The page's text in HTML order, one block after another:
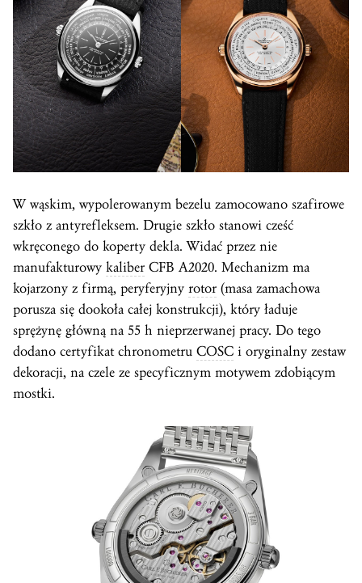
W wąskim, wypolerowanym bezelu zamocowano szafirowe
szkło z antyrefleksem. Drugie szkło stanowi cześć
wkręconego do koperty dekla. Widać przez nie
manufakturowy kaliber CFB A2020. Mechanizm ma
kojarzony z firmą, peryferyjny rotor (masa zamachowa
porusza się dookoła całej konstrukcji), który ładuje
sprężynę główną na 55 h nieprzerwanej pracy. Do tego
dodano certyfikat chronometru COSC i oryginalny zestaw
dekoracji, na czele ze specyficznym motywem zdobiącym
mostki.